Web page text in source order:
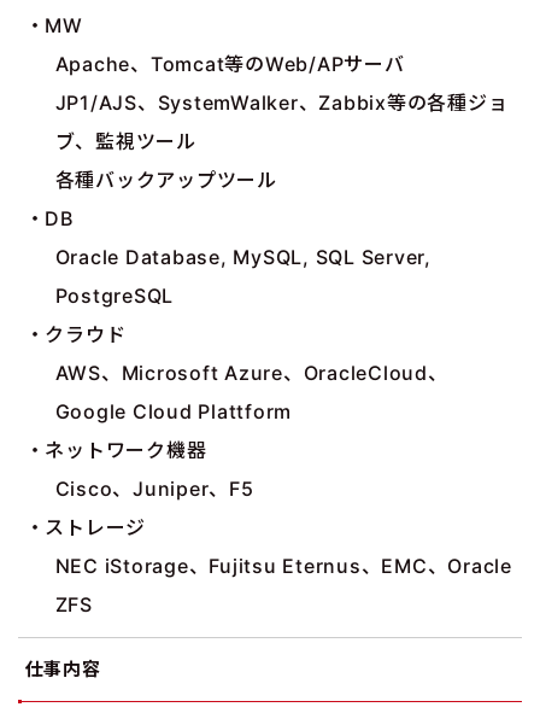
・MW
Apache、Tomcat等のWeb/APサーバ
JP1/AJS、SystemWalker、Zabbix等の各種ジョ
ブ、監視ツール
各種バックアップツール
・DB
Oracle Database, MySQL, SQL Server,
PostgreSQL
・クラウド
AWS、Microsoft Azure、OracleCloud、
Google Cloud Plattform
・ネットワーク機器
Cisco、Juniper、F5
・ストレージ
NEC iStorage、Fujitsu Eternus、EMC、Oracle
ZFS
仕事内容